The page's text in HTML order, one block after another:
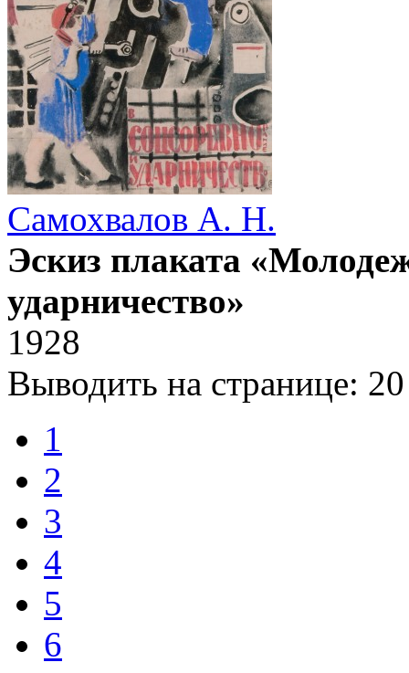
Самохвалов А. Н.
Эскиз плаката
ударничество»
1928
Выводить на странице: 20
1
2
3
4
5
6